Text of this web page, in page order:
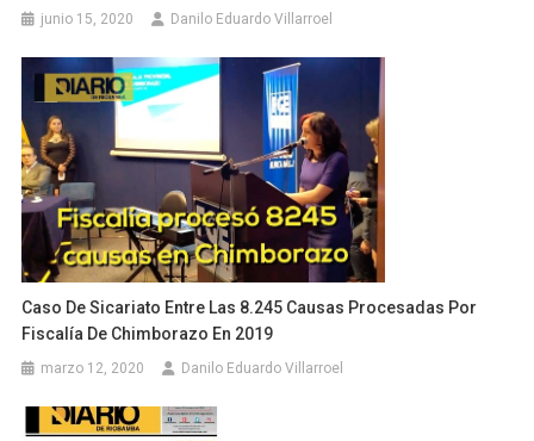
junio 15, 2020 Danilo Eduardo Villarroel
Caso De Sicariato Entre Las 8.245 Causas Procesadas Por
Fiscalía De Chimborazo En 2019
marzo 12, 2020 Danilo Eduardo Villarroel